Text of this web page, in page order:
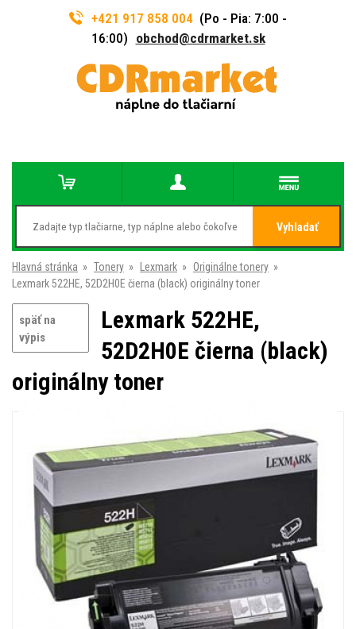
+421 917 858 004 (Po - Pia: 7:00 -
16:00) obchod@cdrmarket.sk
Vyhladať
Hlavná stránka » Tonery » Lexmark » Originálne tonery »
Lexmark 522HE, 52D2H0E čierna (black) originálny toner
späť na
výpis
Lexmark 522HE,
52D2H0E čierna (black)
originálny toner